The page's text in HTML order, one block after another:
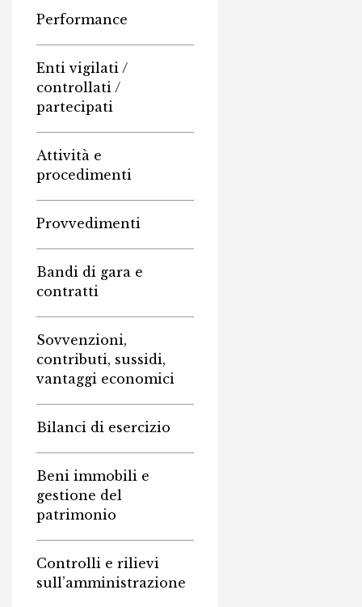
Performance
Enti vigilati /
controllati /
partecipati
Attività e
procedimenti
Provvedimenti
Bandi di gara e
contratti
Sovvenzioni,
contributi, sussidi,
vantaggi economici
Bilanci di esercizio
Beni immobili e
gestione del
patrimonio
Controlli e rilievi
sull’amministrazione